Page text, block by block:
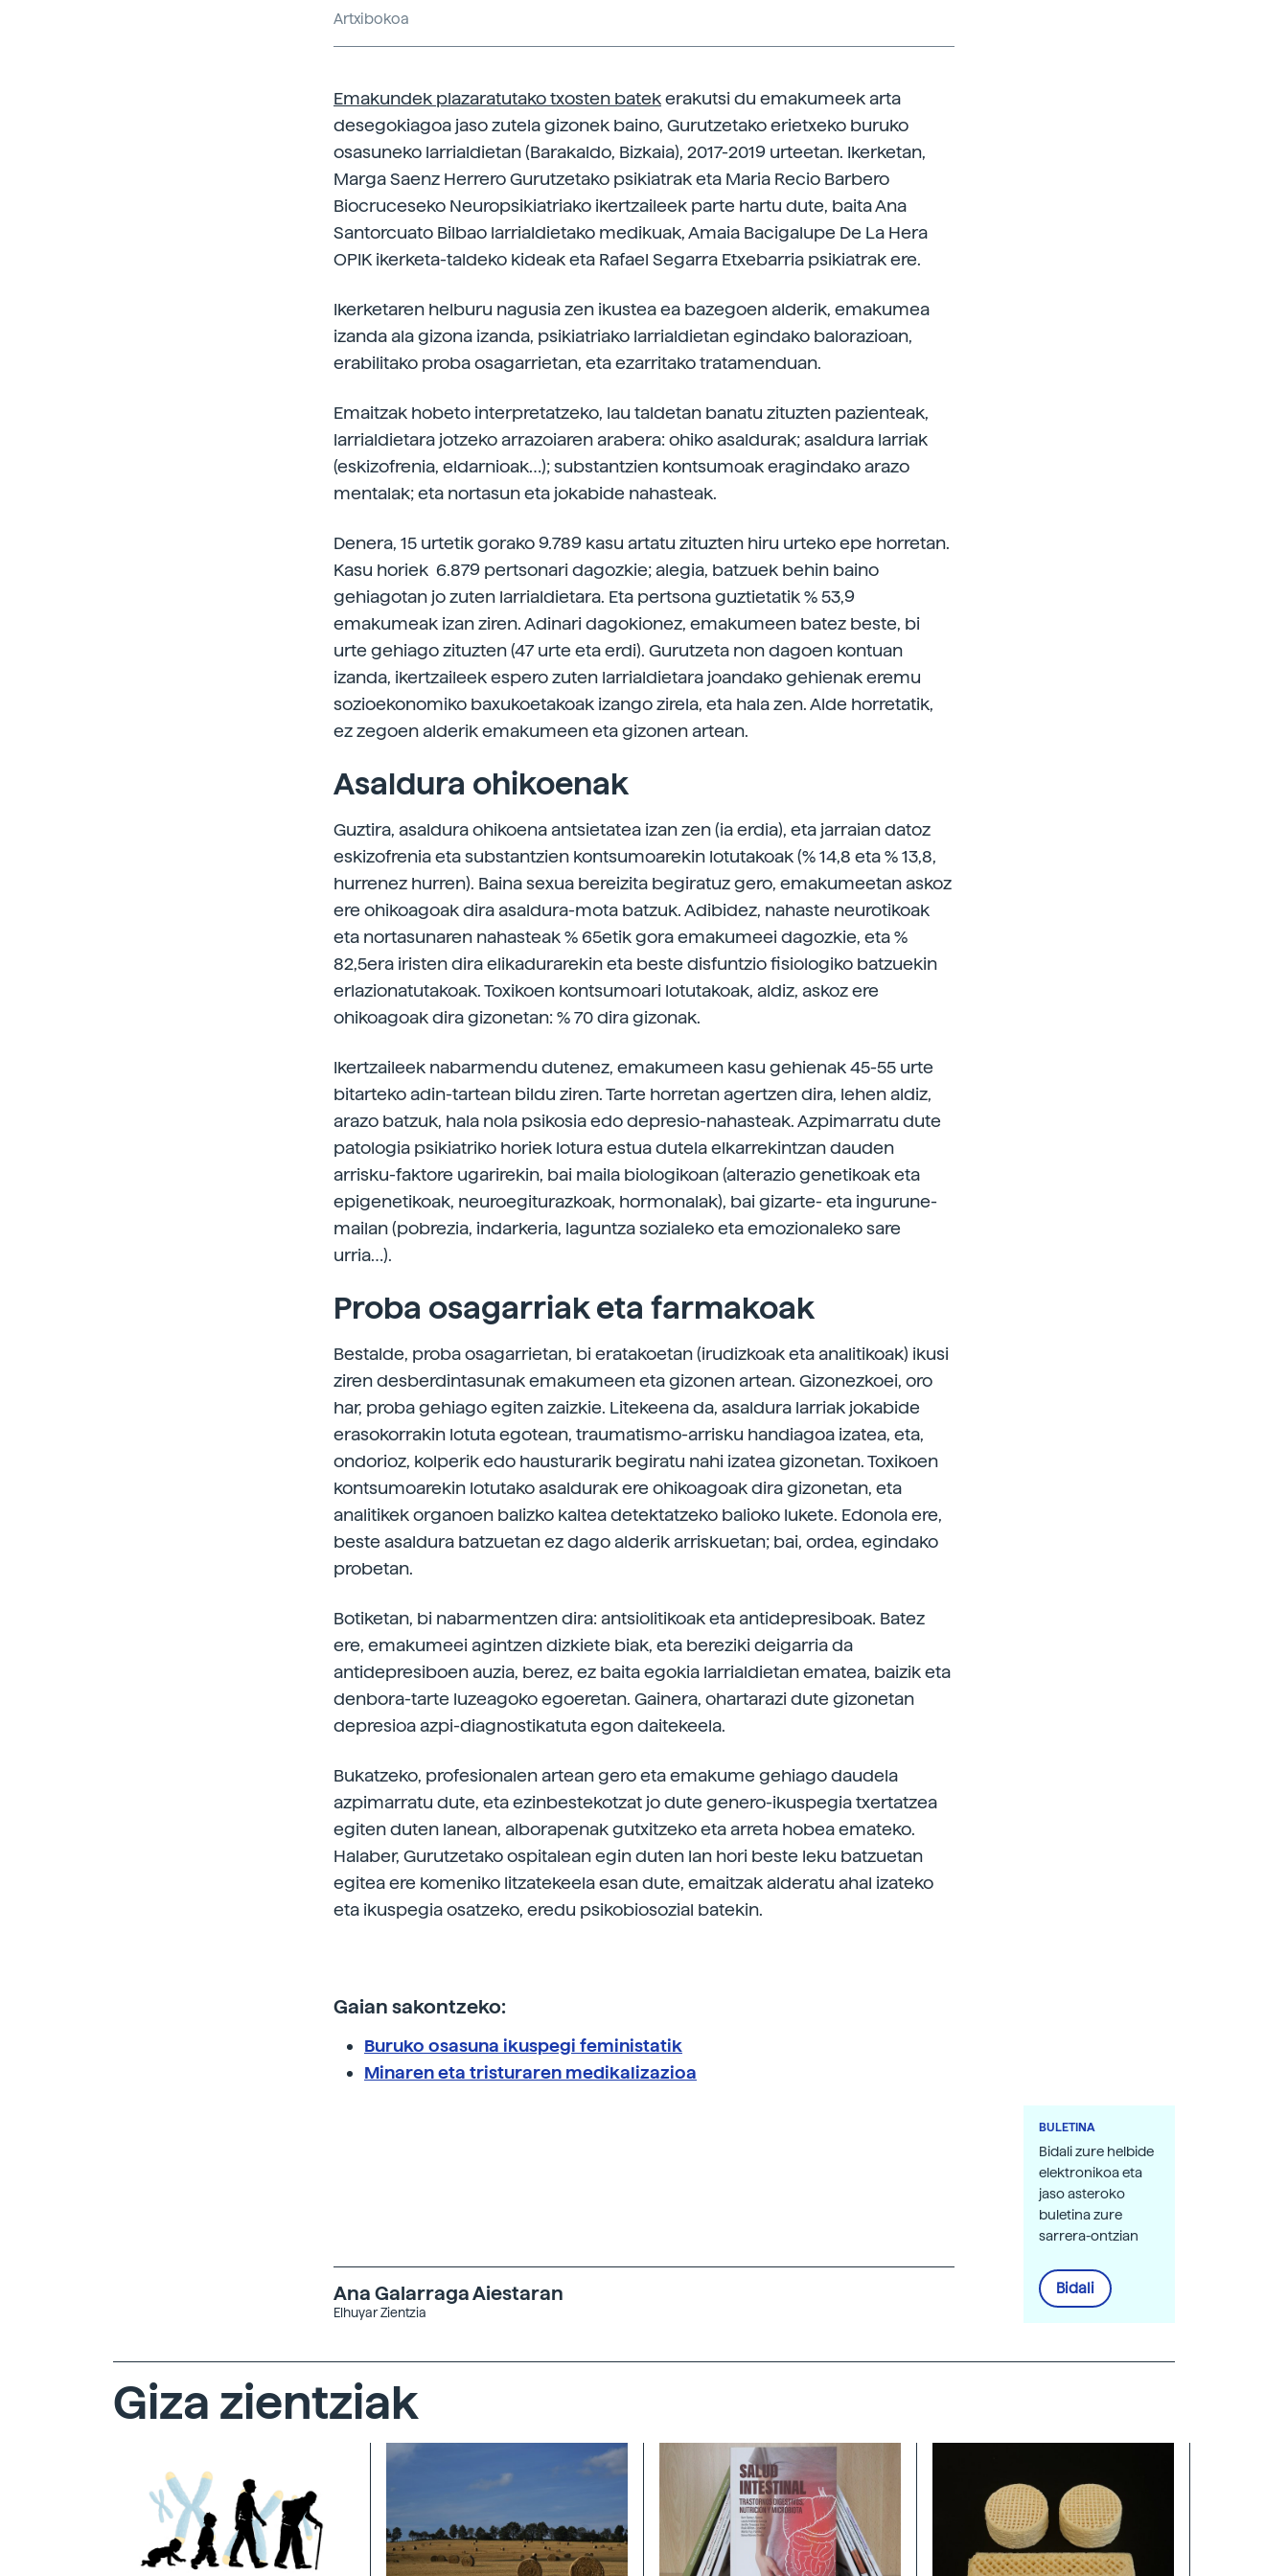
Artxibokoa
Emakundek plazaratutako txosten batekerakutsi du emakumeek arta
desegokiagoa jaso zutela gizonek baino, Gurutzetako erietxeko buruko
osasuneko larrialdietan (Barakaldo, Bizkaia), 2017-2019 urteetan. Ikerketan,
Marga Saenz Herrero Gurutzetako psikiatrak eta Maria Recio Barbero
Biocruceseko Neuropsikiatriako ikertzaileek parte hartu dute, baita Ana
Santorcuato Bilbao larrialdietako medikuak, Amaia Bacigalupe De La Hera
OPIK ikerketa-taldeko kideak eta Rafael Segarra Etxebarria psikiatrak ere.
Ikerketaren helburu nagusia zen ikustea ea bazegoen alderik, emakumea
izanda ala gizona izanda, psikiatriako larrialdietan egindako balorazioan,
erabilitako proba osagarrietan, eta ezarritako tratamenduan.
Emaitzak hobeto interpretatzeko, lau taldetan banatu zituzten pazienteak,
larrialdietara jotzeko arrazoiaren arabera: ohiko asaldurak; asaldura larriak
(eskizofrenia, eldarnioak…); substantzien kontsumoak eragindako arazo
mentalak; eta nortasun eta jokabide nahasteak.
Denera, 15 urtetik gorako 9.789 kasu artatu zituzten hiru urteko epe horretan.
Kasu horiek 6.879 pertsonari dagozkie; alegia, batzuek behin baino
gehiagotan jo zuten larrialdietara. Eta pertsona guztietatik % 53,9
emakumeak izan ziren. Adinari dagokionez, emakumeen batez beste, bi
urte gehiago zituzten (47 urte eta erdi). Gurutzeta non dagoen kontuan
izanda, ikertzaileek espero zuten larrialdietara joandako gehienak eremu
sozioekonomiko baxukoetakoak izango zirela, eta hala zen. Alde horretatik,
ez zegoen alderik emakumeen eta gizonen artean.
Asaldura ohikoenak
Guztira, asaldura ohikoena antsietatea izan zen (ia erdia), eta jarraian datoz
eskizofrenia eta substantzien kontsumoarekin lotutakoak (% 14,8 eta % 13,8,
hurrenez hurren). Baina sexua bereizita begiratuz gero, emakumeetan askoz
ere ohikoagoak dira asaldura-mota batzuk. Adibidez, nahaste neurotikoak
eta nortasunaren nahasteak % 65etik gora emakumeei dagozkie, eta %
82,5era iristen dira elikadurarekin eta beste disfuntzio fisiologiko batzuekin
erlazionatutakoak. Toxikoen kontsumoari lotutakoak, aldiz, askoz ere
ohikoagoak dira gizonetan: % 70 dira gizonak.
Ikertzaileek nabarmendu dutenez, emakumeen kasu gehienak 45-55 urte
bitarteko adin-tartean bildu ziren. Tarte horretan agertzen dira, lehen aldiz,
arazo batzuk, hala nola psikosia edo depresio-nahasteak. Azpimarratu dute
patologia psikiatriko horiek lotura estua dutela elkarrekintzan dauden
arrisku-faktore ugarirekin, bai maila biologikoan (alterazio genetikoak eta
epigenetikoak, neuroegiturazkoak, hormonalak), bai gizarte- eta ingurune-
mailan (pobrezia, indarkeria, laguntza sozialeko eta emozionaleko sare
urria…).
Proba osagarriak eta farmakoak
Bestalde, proba osagarrietan, bi eratakoetan (irudizkoak eta analitikoak) ikusi
ziren desberdintasunak emakumeen eta gizonen artean. Gizonezkoei, oro
har, proba gehiago egiten zaizkie. Litekeena da, asaldura larriak jokabide
erasokorrakin lotuta egotean, traumatismo-arrisku handiagoa izatea, eta,
ondorioz, kolperik edo hausturarik begiratu nahi izatea gizonetan. Toxikoen
kontsumoarekin lotutako asaldurak ere ohikoagoak dira gizonetan, eta
analitikek organoen balizko kaltea detektatzeko balioko lukete. Edonola ere,
beste asaldura batzuetan ez dago alderik arriskuetan; bai, ordea, egindako
probetan.
Botiketan, bi nabarmentzen dira: antsiolitikoak eta antidepresiboak. Batez
ere, emakumeei agintzen dizkiete biak, eta bereziki deigarria da
antidepresiboen auzia, berez, ez baita egokia larrialdietan ematea, baizik eta
denbora-tarte luzeagoko egoeretan. Gainera, ohartarazi dute gizonetan
depresioa azpi-diagnostikatuta egon daitekeela.
Bukatzeko, profesionalen artean gero eta emakume gehiago daudela
azpimarratu dute, eta ezinbestekotzat jo dute genero-ikuspegia txertatzea
egiten duten lanean, alborapenak gutxitzeko eta arreta hobea emateko.
Halaber, Gurutzetako ospitalean egin duten lan hori beste leku batzuetan
egitea ere komeniko litzatekeela esan dute, emaitzak alderatu ahal izateko
eta ikuspegia osatzeko, eredu psikobiosozial batekin.
Gaian sakontzeko:
Buruko osasuna ikuspegi feministatik
Minaren eta tristuraren medikalizazioa
Ana Galarraga Aiestaran
Elhuyar Zientzia
BULETINA
Bidali zure helbide
elektronikoa eta
jaso asteroko
buletina zure
sarrera-ontzian
Bidali
Giza zientziak